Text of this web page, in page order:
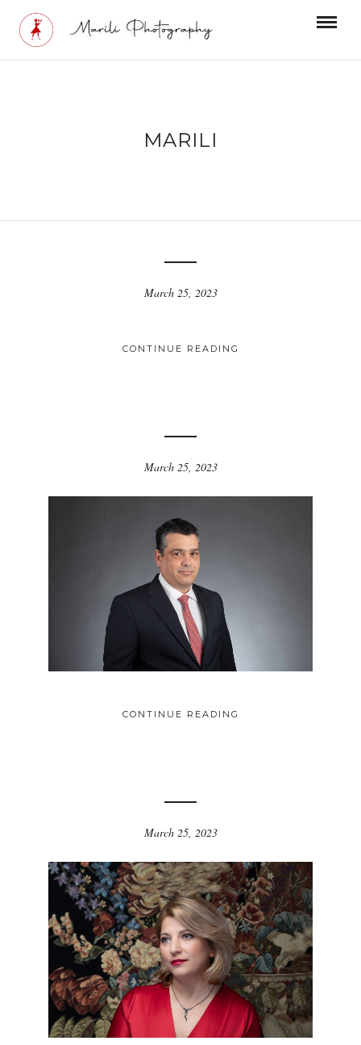
MARILI
March 25, 2023
CONTINUE READING
March 25, 2023
CONTINUE READING
March 25, 2023